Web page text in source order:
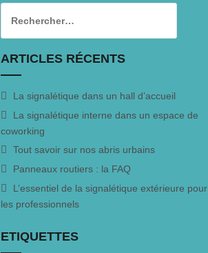
ARTICLES RÉCENTS
La signalétique dans un hall d’accueil
La signalétique interne dans un espace de
coworking
Tout savoir sur nos abris urbains
Panneaux routiers : la FAQ
L’essentiel de la signalétique extérieure pour
les professionnels
ETIQUETTES